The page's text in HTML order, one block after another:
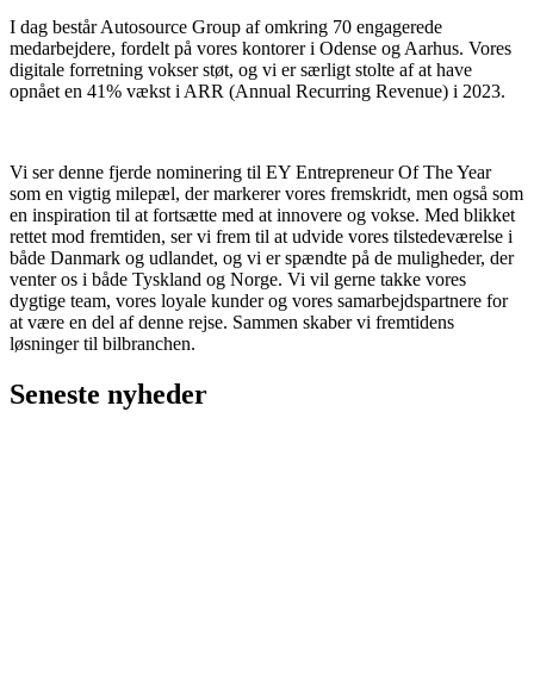
I dag består Autosource Group af omkring 70 engagerede
medarbejdere, fordelt på vores kontorer i Odense og Aarhus. Vores
digitale forretning vokser støt, og vi er særligt stolte af at have
opnået en 41% vækst i ARR (Annual Recurring Revenue) i 2023.
Vi ser denne fjerde nominering til EY Entrepreneur Of The Year
som en vigtig milepæl, der markerer vores fremskridt, men også som
en inspiration til at fortsætte med at innovere og vokse. Med blikket
rettet mod fremtiden, ser vi frem til at udvide vores tilstedeværelse i
både Danmark og udlandet, og vi er spændte på de muligheder, der
venter os i både Tyskland og Norge. Vi vil gerne takke vores
dygtige team, vores loyale kunder og vores samarbejdspartnere for
at være en del af denne rejse. Sammen skaber vi fremtidens
løsninger til bilbranchen.
Seneste nyheder